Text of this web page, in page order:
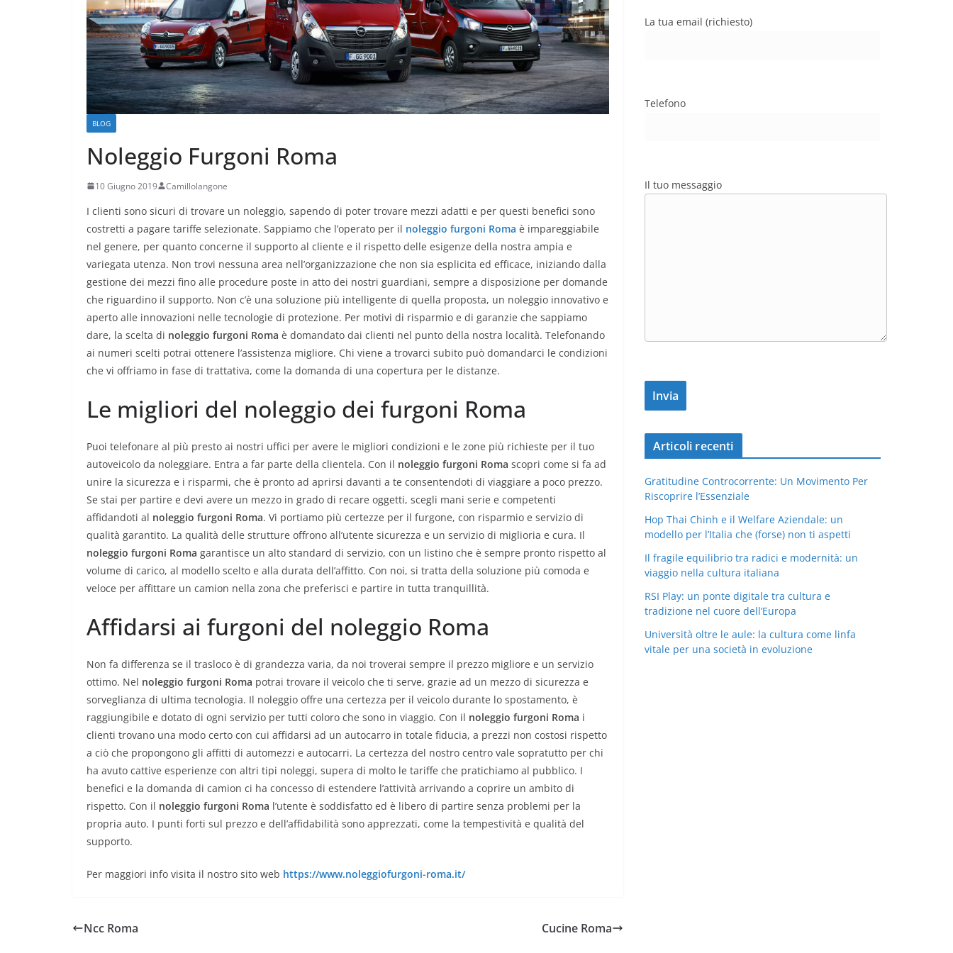
BLOG
Noleggio Furgoni Roma
10 Giugno 2019 Camillolangone
I clienti sono sicuri di trovare un noleggio, sapendo di poter trovare mezzi adatti e per questi benefici sono
costretti a pagare tariffe selezionate. Sappiamo che l’operato per il noleggio furgoni Roma è impareggiabile
nel genere, per quanto concerne il supporto al cliente e il rispetto delle esigenze della nostra ampia e
variegata utenza. Non trovi nessuna area nell’organizzazione che non sia esplicita ed efficace, iniziando dalla
gestione dei mezzi fino alle procedure poste in atto dei nostri guardiani, sempre a disposizione per domande
che riguardino il supporto. Non c’è una soluzione più intelligente di quella proposta, un noleggio innovativo e
aperto alle innovazioni nelle tecnologie di protezione. Per motivi di risparmio e di garanzie che sappiamo
dare, la scelta di noleggio furgoni Roma è domandato dai clienti nel punto della nostra località. Telefonando
ai numeri scelti potrai ottenere l’assistenza migliore. Chi viene a trovarci subito può domandarci le condizioni
che vi offriamo in fase di trattativa, come la domanda di una copertura per le distanze.
Le migliori del noleggio dei furgoni Roma
Puoi telefonare al più presto ai nostri uffici per avere le migliori condizioni e le zone più richieste per il tuo
autoveicolo da noleggiare. Entra a far parte della clientela. Con il noleggio furgoni Roma scopri come si fa ad
unire la sicurezza e i risparmi, che è pronto ad aprirsi davanti a te consentendoti di viaggiare a poco prezzo.
Se stai per partire e devi avere un mezzo in grado di recare oggetti, scegli mani serie e competenti
affidandoti al noleggio furgoni Roma. Vi portiamo più certezze per il furgone, con risparmio e servizio di
qualità garantito. La qualità delle strutture offrono all’utente sicurezza e un servizio di miglioria e cura. Il
noleggio furgoni Roma garantisce un alto standard di servizio, con un listino che è sempre pronto rispetto al
volume di carico, al modello scelto e alla durata dell’affitto. Con noi, si tratta della soluzione più comoda e
veloce per affittare un camion nella zona che preferisci e partire in tutta tranquillità.
Affidarsi ai furgoni del noleggio Roma
Non fa differenza se il trasloco è di grandezza varia, da noi troverai sempre il prezzo migliore e un servizio
ottimo. Nel noleggio furgoni Roma potrai trovare il veicolo che ti serve, grazie ad un mezzo di sicurezza e
sorveglianza di ultima tecnologia. Il noleggio offre una certezza per il veicolo durante lo spostamento, è
raggiungibile e dotato di ogni servizio per tutti coloro che sono in viaggio. Con il noleggio furgoni Roma i
clienti trovano una modo certo con cui affidarsi ad un autocarro in totale fiducia, a prezzi non costosi rispetto
a ciò che propongono gli affitti di automezzi e autocarri. La certezza del nostro centro vale sopratutto per chi
ha avuto cattive esperienze con altri tipi noleggi, supera di molto le tariffe che pratichiamo al pubblico. I
benefici e la domanda di camion ci ha concesso di estendere l’attività arrivando a coprire un ambito di
rispetto. Con il noleggio furgoni Roma l’utente è soddisfatto ed è libero di partire senza problemi per la
propria auto. I punti forti sul prezzo e dell’affidabilità sono apprezzati, come la tempestività e qualità del
supporto.
Per maggiori info visita il nostro sito web https://www.noleggiofurgoni-roma.it/
Ncc Roma Cucine Roma
La tua email (richiesto)
Telefono
Il tuo messaggio
Articoli recenti
Gratitudine Controcorrente: Un Movimento Per
Riscoprire l’Essenziale
Hop Thai Chinh e il Welfare Aziendale: un
modello per l’Italia che (forse) non ti aspetti
Il fragile equilibrio tra radici e modernità: un
viaggio nella cultura italiana
RSI Play: un ponte digitale tra cultura e
tradizione nel cuore dell’Europa
Università oltre le aule: la cultura come linfa
vitale per una società in evoluzione